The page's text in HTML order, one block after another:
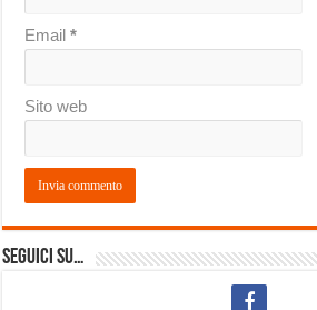
Email*
Sito web
Seguici su…